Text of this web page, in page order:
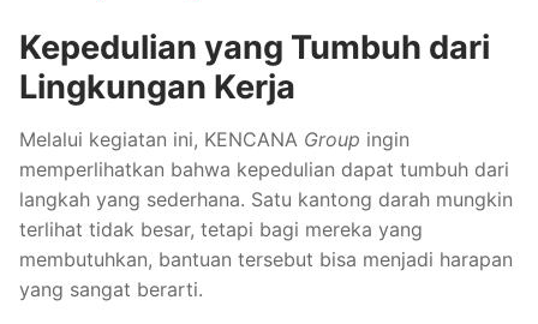
Kepedulian yang Tumbuh dari
Lingkungan Kerja
Melalui kegiatan ini, KENCANA Group ingin
memperlihatkan bahwa kepedulian dapat tumbuh dari
langkah yang sederhana. Satu kantong darah mungkin
terlihat tidak besar, tetapi bagi mereka yang
membutuhkan, bantuan tersebut bisa menjadi harapan
yang sangat berarti.